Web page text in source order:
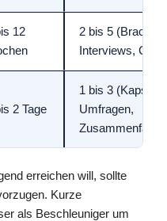
12
2 bis 5 (Bracket,
Interviews,
2 Tage
1 bis 3 (Kapseln,
Umfragen,
erreichen will, sollte
Kurze
als Beschleuniger um